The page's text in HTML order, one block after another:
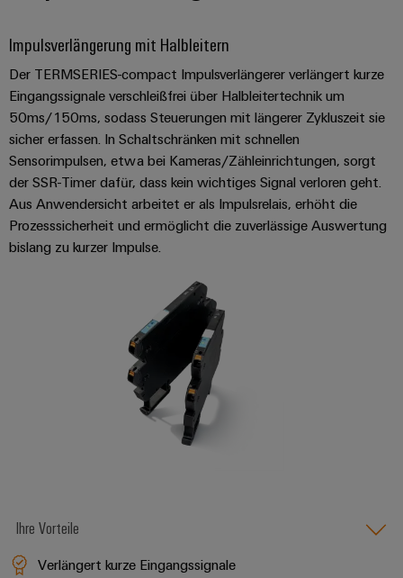
Impulsverlängerung mit Halbleitern
Der TERMSERIES-compact Impulsverlängerer verlängert kurze
Eingangssignale verschleißfrei über Halbleitertechnik um
50ms/150ms, sodass Steuerungen mit längerer Zykluszeit sie
sicher erfassen. In Schaltschränken mit schnellen
Sensorimpulsen, etwa bei Kameras/Zähleinrichtungen, sorgt
der SSR-Timer dafür, dass kein wichtiges Signal verloren geht.
Aus Anwendersicht arbeitet er als Impulsrelais, erhöht die
Prozesssicherheit und ermöglicht die zuverlässige Auswertung
bislang zu kurzer Impulse.
Ihre Vorteile
Verlängert kurze Eingangssignale